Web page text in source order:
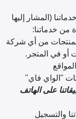
(المشار إليها
من خدماتنا:
من أي شركة
أو في المتجر.
"الواي فاي"
على الهاتف
والتسجيل